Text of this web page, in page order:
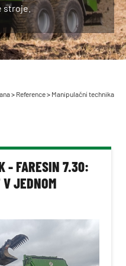
stroje.
> Reference> Manipulační technika
- FARESIN 7.30:
JEDNOM